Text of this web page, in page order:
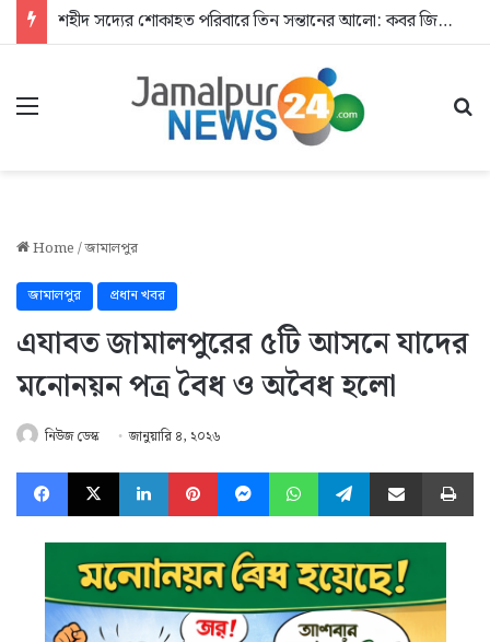
দেশের জন্য জীবন দিলেন জসিম: আশ্রয়হীন শহীদের পরিবার
Menu
Home/জামালপুর
জামালপুর প্রধান খবর
এযাবত জামালপুরের ৫টি আসনে যাদের
মনোনয়ন পত্র বৈধ ও অবৈধ হলো
নিউজ ডেস্ক জানুয়ারি ৪, ২০২৬
Facebook
X LinkedInPinterestMessengerWhatsAppTelegramShare via Email